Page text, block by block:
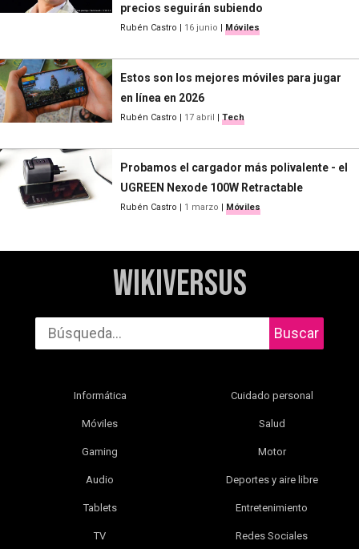
precios seguirán subiendo
Rubén Castro 16 junio Móviles
Estos son los mejores móviles para jugar
en línea en 2026
Rubén Castro 17 abril Tech
Probamos el cargador más polivalente - el
UGREEN Nexode 100W Retractable
Rubén Castro 1 marzo Móviles
WikiVersus
Buscar
Informática
Móviles
Gaming
Audio
Tablets
TV
Cuidado personal
Salud
Motor
Deportes y aire libre
Entretenimiento
Redes Sociales